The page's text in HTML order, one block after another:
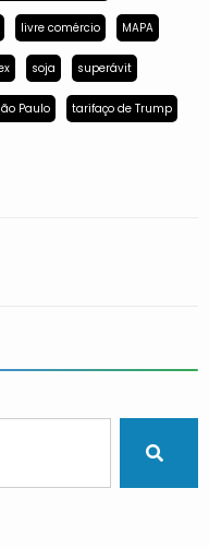
livre comércio MAPA
soja superávit
Paulo tarifaço de Trump